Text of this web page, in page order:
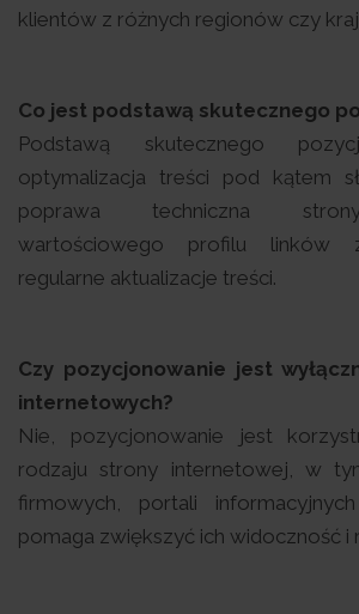
klientów z różnych regionów czy
Co jest podstawą skutecznego
Podstawą skutecznego
optymalizacja treści pod kątem
poprawa techniczna
wartościowego profilu linków
regularne aktualizacje treści.
Czy pozycjonowanie jest
internetowych?
Nie, pozycjonowanie jest
rodzaju strony internetowej, w
firmowych, portali
pomaga zwiększyć ich widoczność i